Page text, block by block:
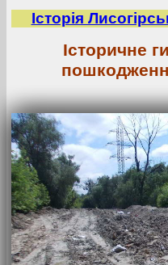
Історія
Історичне